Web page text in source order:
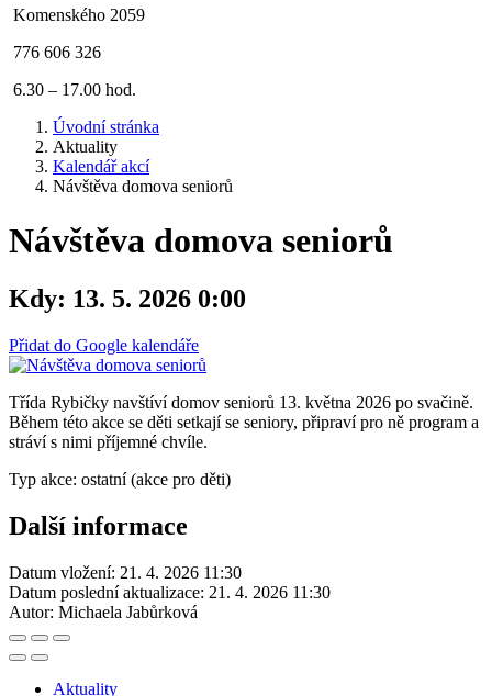
Komenského 2059
776 606 326
6.30 – 17.00 hod.
Úvodní stránka
Aktuality
Kalendář akcí
Návštěva domova seniorů
Návštěva domova seniorů
Kdy: 13. 5. 2026 0:00
Přidat do Google kalendáře
Třída Rybičky navštíví domov seniorů 13. května 2026 po svačině.
Během této akce se děti setkají se seniory, připraví pro ně program a
stráví s nimi příjemné chvíle.
Typ akce: ostatní (akce pro děti)
Další informace
Datum vložení: 21. 4. 2026 11:30
Datum poslední aktualizace: 21. 4. 2026 11:30
Autor: Michaela Jabůrková
Aktuality